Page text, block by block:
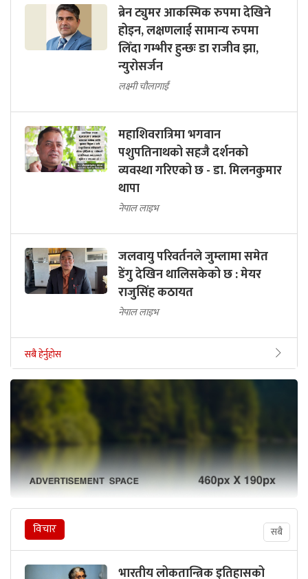
ब्रेन ट्युमर आकस्मिक रुपमा देखिने
होइन, लक्षणलाई सामान्य रुपमा
लिँदा गम्भीर हुन्छः डा राजीव झा,
न्युरोसर्जन
लक्ष्मी चौलागाईं
महाशिवरात्रिमा भगवान
पशुपतिनाथको सहजै दर्शनको
व्यवस्था गरिएको छ - डा. मिलनकुमार
थापा
नेपाल लाइभ
जलवायु परिवर्तनले जुम्लामा समेत
डेंगु देखिन थालिसकेको छ : मेयर
राजुसिंह कठायत
नेपाल लाइभ
सबै हेर्नुहोस
विचार सबै
भारतीय लोकतान्त्रिक इतिहासको